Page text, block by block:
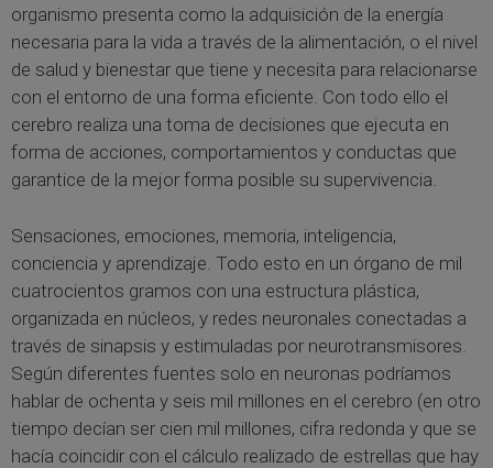
organismo presenta como la adquisición de la energía
necesaria para la vida a través de la alimentación, o el nivel
de salud y bienestar que tiene y necesita para relacionarse
con el entorno de una forma eficiente. Con todo ello el
cerebro realiza una toma de decisiones que ejecuta en
forma de acciones, comportamientos y conductas que
garantice de la mejor forma posible su supervivencia.
Sensaciones, emociones, memoria, inteligencia,
conciencia y aprendizaje. Todo esto en un órgano de mil
cuatrocientos gramos con una estructura plástica,
organizada en núcleos, y redes neuronales conectadas a
través de sinapsis y estimuladas por neurotransmisores.
Según diferentes fuentes solo en neuronas podríamos
hablar de ochenta y seis mil millones en el cerebro (en otro
tiempo decían ser cien mil millones, cifra redonda y que se
hacía coincidir con el cálculo realizado de estrellas que hay